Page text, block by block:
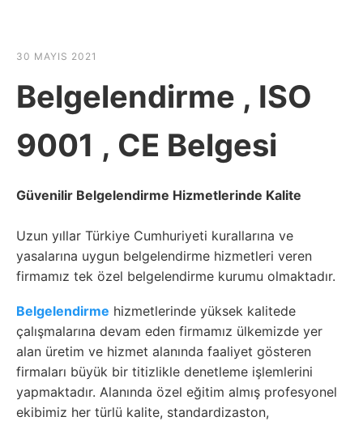
30 MAYIS 2021
Belgelendirme , ISO
9001 , CE Belgesi
Güvenilir Belgelendirme Hizmetlerinde Kalite
Uzun yıllar Türkiye Cumhuriyeti kurallarına ve
yasalarına uygun belgelendirme hizmetleri veren
firmamız tek özel belgelendirme kurumu olmaktadır.
Belgelendirme hizmetlerinde yüksek kalitede
çalışmalarına devam eden firmamız ülkemizde yer
alan üretim ve hizmet alanında faaliyet gösteren
firmaları büyük bir titizlikle denetleme işlemlerini
yapmaktadır. Alanında özel eğitim almış profesyonel
ekibimiz her türlü kalite, standardizaston,